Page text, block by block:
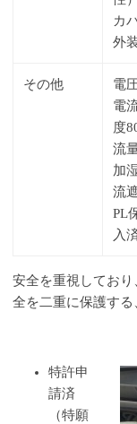
カ
外
その他
電
電
度
流
加
流
PL
入
安全を重視してお
全を二重に保護する
特許申
請済
（特願